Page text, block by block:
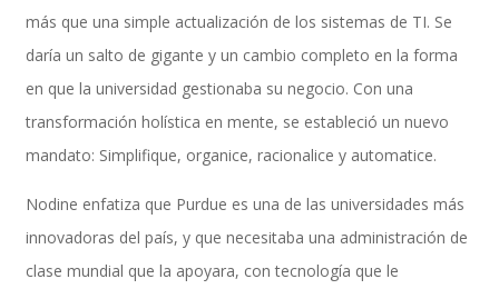
Desarrollo de Software Personalizado
Control de Calidad y Pruebas de Software
más que una simple actualización de los sistemas de TI. Se
daría un salto de gigante y un cambio completo en la forma
en que la universidad gestionaba su negocio. Con una
transformación holística en mente, se estableció un nuevo
mandato: Simplifique, organice, racionalice y automatice.
Nodine enfatiza que Purdue es una de las universidades más
innovadoras del país, y que necesitaba una administración de
clase mundial que la apoyara, con tecnología que le